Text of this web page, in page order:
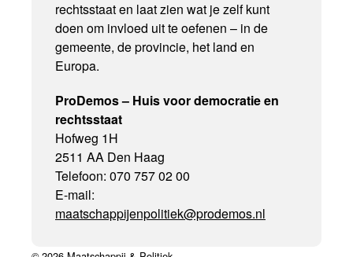
rechtsstaat en laat zien wat je zelf kunt
doen om invloed uit te oefenen – in de
gemeente, de provincie, het land en
Europa.
ProDemos – Huis voor democratie en
rechtsstaat
Hofweg 1H
2511 AA Den Haag
Telefoon: 070 757 02 00
E-mail:
maatschappijenpolitiek@prodemos.nl